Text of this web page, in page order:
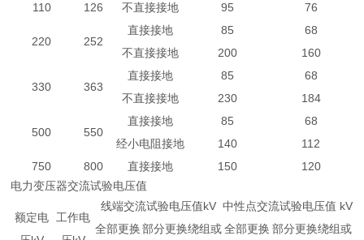
110
126 不直接接地 95 76
220 252
直接接地 85
68
不直接接地
200 160
330 363
直接接地 85
68
不直接接地
230 184
500 550
直接接地 85
68
经小电阻接地
140
112
750
800 直接接地 150
120
电力变压器交流试验电压值
额定电
工作电
线端交流试验电压值kV 中性点交流试验电压值 kV
全部更换 部分更换绕组或 全部更换 部分更换绕组或